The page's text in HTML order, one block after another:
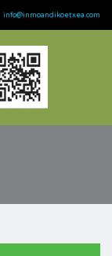
info@inmoandikoetxea.com